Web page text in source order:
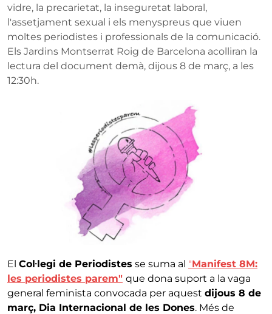
vidre, la precarietat, la inseguretat laboral,
l'assetjament sexual i els menyspreus que viuen
moltes periodistes i professionals de la comunicació.
Els Jardins Montserrat Roig de Barcelona acolliran la
lectura del document demà, dijous 8 de març, a les
12:30h.
El Col·legi de Periodistes se suma al "Manifest 8M:
les periodistes parem" que dona suport a la vaga
general feminista convocada per aquest dijous 8 de
març, Dia Internacional de les Dones. Més de